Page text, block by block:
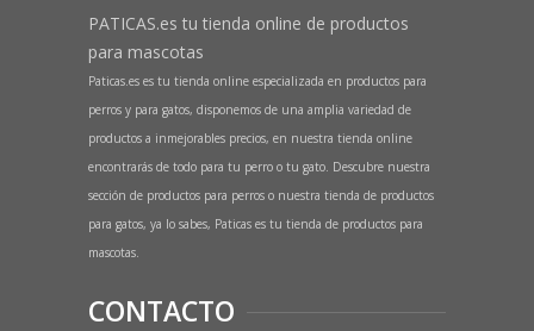
PATICAS.es tu tienda online de productos
para mascotas
Paticas.es es tu tienda online especializada en productos para
perros y para gatos, disponemos de una amplia variedad de
productos a inmejorables precios, en nuestra tienda online
encontrarás de todo para tu perro o tu gato. Descubre nuestra
sección de productos para perros o nuestra tienda de productos
para gatos, ya lo sabes, Paticas es tu tienda de productos para
mascotas.
CONTACTO